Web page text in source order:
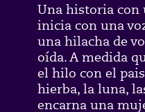
Una historia con
inicia con una
una hilacha de
oída. A medida
el hilo con el
hierba, la luna,
encarna una